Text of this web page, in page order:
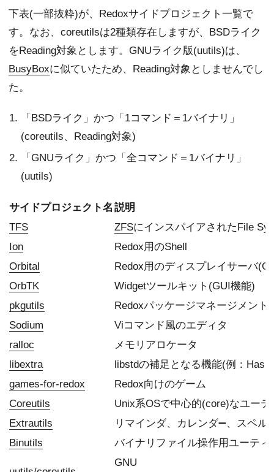
下表(一部抜粋)が、Redoxサイドプロジェクト一覧で
す。なお、coreutilsは2種類存在しますが、BSDライク
をReading対象とします。GNUライク版(uutils)は、
BusyBoxに似ていたため、Reading対象としませんでし
た。
「BSDライク」かつ「1コマンド＝1バイナリ」
(coreutils、Reading対象)
「GNUライク」かつ「全コマンド＝1バイナリ」
(uutils)
サイドプロジェクト名 説明
TFS
ZFSにインスパイアされたFile
Ion
Redox用のShell
Orbital
Redox用のディスプレイサーバ
OrbTK
Widgetツールキット(GUI機能)
pkgutils
Redoxパッケージマネージメン
Sodium
Viコマンド風のエディタ
ralloc
メモリアロケータ
libextra
libstdの補足となる機能(例：Hash
games-for-redox
Redox向けのゲーム
Coreutils
Unix系OSで中心的(core)なユー
Extrautils
リマインダ、カレンダ➖、スペ
Binutils
バイナリファイル操作用ユーティ
GNU